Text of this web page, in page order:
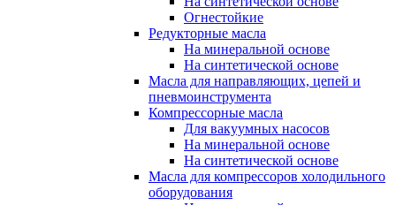
Огнестойкие
Редукторные масла
На минеральной основе
На синтетической основе
Масла для направляющих, цепей и
пневмоинструмента
Компрессорные масла
Для вакуумных насосов
На минеральной основе
На синтетической основе
Масла для компрессоров холодильного
оборудования